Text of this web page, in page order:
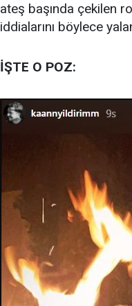
ateş başında çekilen
iddialarını böylece
İŞTE O POZ: